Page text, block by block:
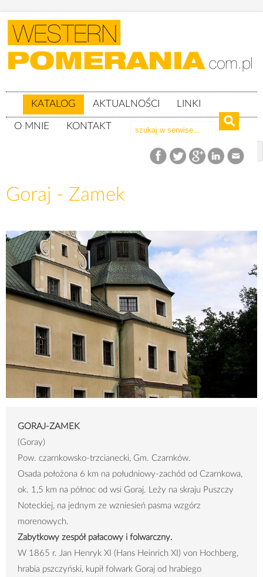
KATALOG AKTUALNOŚCI LINKI
O MNIE KONTAKT
woj. wielkopolskie
Goraj - Zamek
GORAJ-ZAMEK
(Goray)
Pow. czarnkowsko-trzcianecki, Gm. Czarnków.
Osada położona 6 km na południowy-zachód od Czarnkowa,
ok. 1,5 km na północ od wsi Goraj. Leży na skraju Puszczy
Noteckiej, na jednym ze wzniesień pasma wzgórz
morenowych.
Zabytkowy zespół pałacowy i folwarczny.
W 1865 r. Jan Henryk XI (Hans Heinrich XI) von Hochberg,
hrabia pszczyński, kupił folwark Goraj od hrabiego